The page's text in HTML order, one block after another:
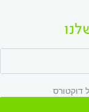
דוקטורס